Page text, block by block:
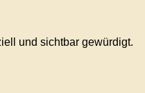
und sichtbar gewürdigt.